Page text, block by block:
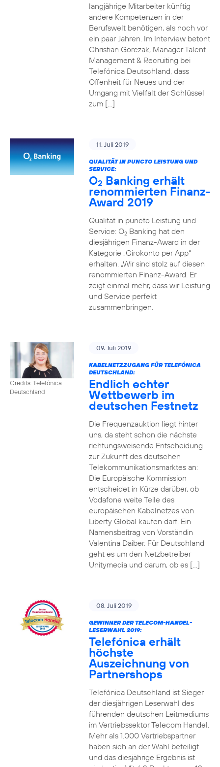
langjährige Mitarbeiter künftig
andere Kompetenzen in der
Berufswelt benötigen, als noch vor
ein paar Jahren. Im Interview betont
Christian Gorczak, Manager Talent
Management & Recruiting bei
Telefónica Deutschland, dass
Offenheit für Neues und der
Umgang mit Vielfalt der Schlüssel
zum […]
11. Juli 2019
QUALITÄT IN PUNCTO LEISTUNG UND
SERVICE:
O2 Banking erhält
renommierten Finanz-
Award 2019
Qualität in puncto Leistung und
Service: O2Banking hat den
diesjährigen Finanz-Award in der
Kategorie „Girokonto per App“
erhalten. „Wir sind stolz auf diesen
renommierten Finanz-Award. Er
zeigt einmal mehr, dass wir Leistung
und Service perfekt
zusammenbringen.
Credits: Telefónica
Deutschland
09. Juli 2019
KABELNETZZUGANG FÜR TELEFÓNICA
DEUTSCHLAND:
Endlich echter
Wettbewerb im
deutschen Festnetz
Die Frequenzauktion liegt hinter
uns, da steht schon die nächste
richtungsweisende Entscheidung
zur Zukunft des deutschen
Telekommunikationsmarktes an:
Die Europäische Kommission
entscheidet in Kürze darüber, ob
Vodafone weite Teile des
europäischen Kabelnetzes von
Liberty Global kaufen darf. Ein
Namensbeitrag von Vorständin
Valentina Daiber. Für Deutschland
geht es um den Netzbetreiber
Unitymedia und darum, ob es […]
08. Juli 2019
GEWINNER DER TELECOM-HANDEL-
LESERWAHL 2019:
Telefónica erhält
höchste
Auszeichnung von
Partnershops
Telefónica Deutschland ist Sieger
der diesjährigen Leserwahl des
führenden deutschen Leitmediums
im Vertriebssektor Telecom Handel.
Mehr als 1.000 Vertriebspartner
haben sich an der Wahl beteiligt
und das diesjährige Ergebnis ist